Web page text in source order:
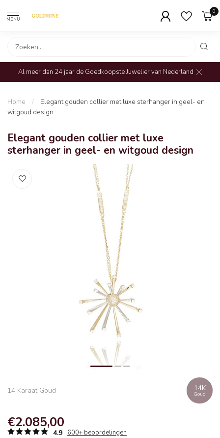
MENU
0
Al meer dan 24 jaar de Goedkoopste Juwelier van Nederland
Home /
Elegant gouden collier met luxe sterhanger in geel- en
witgoud design
Elegant gouden collier met luxe
sterhanger in geel- en witgoud design
14 Karaat Goud 14K
Goud
€2.085,00
4.9 600+ beoordelingen